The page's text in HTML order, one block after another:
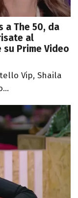
a The 50, da
al
Prime Video
Vip, Shaila